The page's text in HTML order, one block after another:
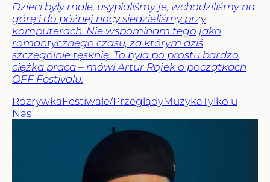
Dzieci były małe, usypialiśmy je, wchodziliśmy na
górę i do późnej nocy siedzieliśmy przy
komputerach. Nie wspominam tego jako
romantycznego czasu, za którym dziś
szczególnie tęsknię. To była po prostu bardzo
ciężka praca – mówi Artur Rojek o początkach
OFF Festivalu.
RozrywkaFestiwale/PrzeglądyMuzykaTylko u
Nas